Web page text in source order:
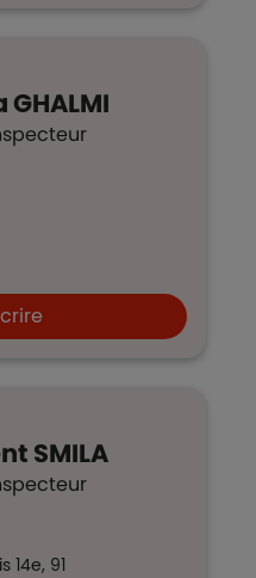
GHALMI
SMILA
14e, 91